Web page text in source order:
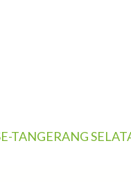
TANGERANG